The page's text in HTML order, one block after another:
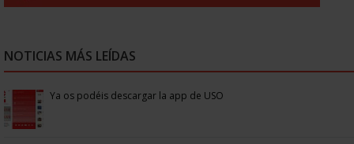
NOTICIAS MÁS LEÍDAS
Ya os podéis descargar la app de USO